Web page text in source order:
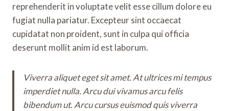
reprehenderit in voluptate velit esse cillum dolore eu
fugiat nulla pariatur. Excepteur sint occaecat
cupidatat non proident, sunt in culpa qui officia
deserunt mollit anim id est laborum.
Viverra aliquet eget sit amet. At ultrices mi tempus
imperdiet nulla. Arcu dui vivamus arcu felis
bibendum ut. Arcu cursus euismod quis viverra